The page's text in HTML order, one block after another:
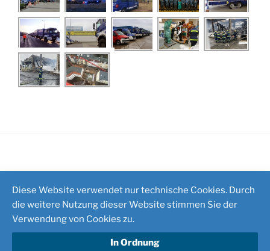
Diese Website verwendet nur technische Cookies. Durch
die weitere Nutzung dieser Website stimmen Sie der
Verwendung von Cookies zu.
In Ordnung